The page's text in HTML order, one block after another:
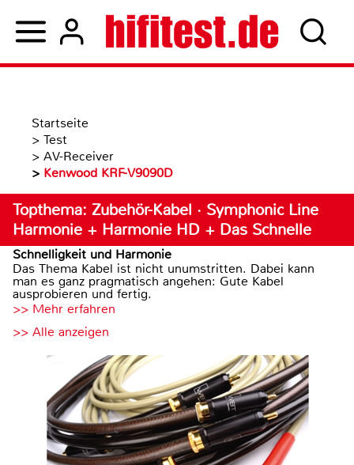
Startseite
> Test
> AV-Receiver
> Kenwood KRF-V9090D
Topthema: Zubehör-Kabel · Symphonic Line
Harmonie + Harmonie HD + Das Schnelle
Schnelligkeit und Harmonie
Das Thema Kabel ist nicht unumstritten. Dabei kann
man es ganz pragmatisch angehen: Gute Kabel
ausprobieren und fertig.
>> Mehr erfahren
>> Alle anzeigen